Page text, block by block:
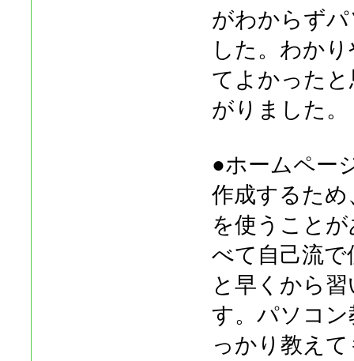
がわからず
した。わか
てよかった
がりました。
●ホームペー
作成するた
を使うこと
べて自己流
と早くから
す。パソコ
っかり教え